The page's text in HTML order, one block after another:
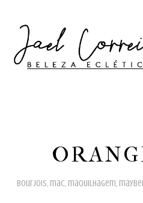
bourjois, mac, maquilhagem,